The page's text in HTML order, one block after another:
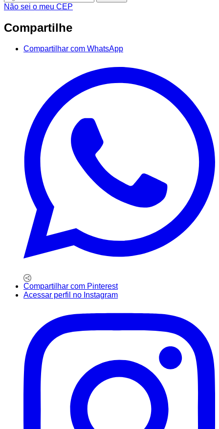
Não sei o meu CEP
Compartilhe
Compartilhar com WhatsApp
Compartilhar com Pinterest
Acessar perfil no Instagram